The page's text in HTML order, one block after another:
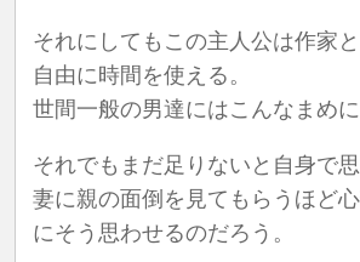
それにしてもこの主人公は作家
自由に時間を使える。
世間一般の男達にはこんなまめ
それでもまだ足りないと自身で
妻に親の面倒を見てもらうほど
にそう思わせるのだろう。